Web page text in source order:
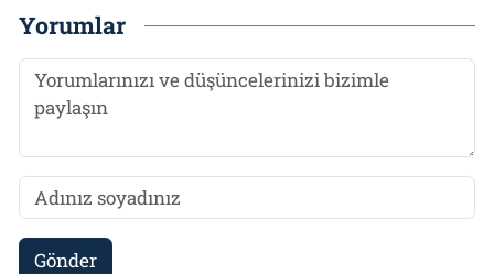
Yorumlar
Gönder